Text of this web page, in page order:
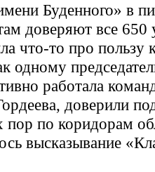
Буденного» в
доверяют все 650
что-то про пользу
одному
работала
доверили
по коридорам
высказывание